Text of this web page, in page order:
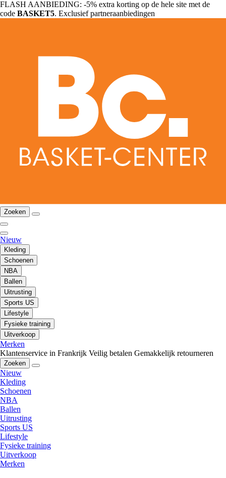
FLASH AANBIEDING: -5% extra korting op de hele site met de
code BASKET5. Exclusief partneraanbiedingen
Zoeken
Nieuw
Kleding
Schoenen
NBA
Ballen
Uitrusting
Sports US
Lifestyle
Fysieke training
Uitverkoop
Merken
Klantenservice in Frankrijk Veilig betalen Gemakkelijk retourneren
Zoeken
Nieuw
Kleding
Schoenen
NBA
Ballen
Uitrusting
Sports US
Lifestyle
Fysieke training
Uitverkoop
Merken